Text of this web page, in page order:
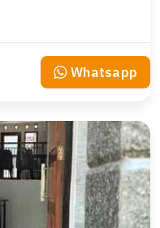
Whatsapp